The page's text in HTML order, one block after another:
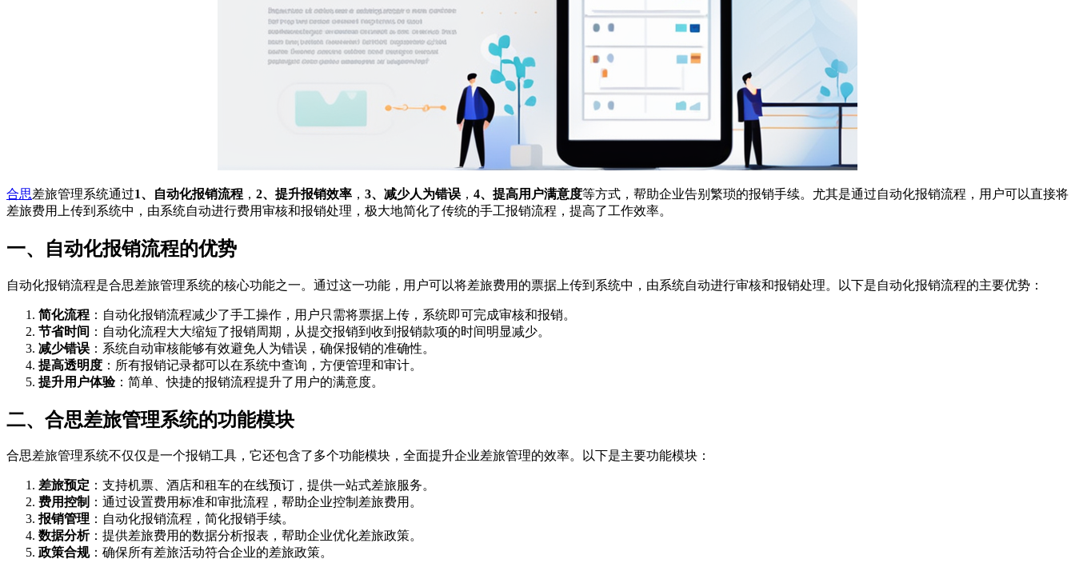
合思差旅管理系统通过1、自动化报销流程 ， 2、提升报销效率 ， 3、减少人为错误 ， 4、提高用户满意度等方式，帮助企业告别繁琐的报销手续。尤其是通过自动化报销流程，用户可以直接将
差旅费用上传到系统中，由系统自动进行费用审核和报销处理，极大地简化了传统的手工报销流程，提高了工作效率。
一、自动化报销流程的优势
自动化报销流程是合思差旅管理系统的核心功能之一。通过这一功能，用户可以将差旅费用的票据上传到系统中，由系统自动进行审核和报销处理。以下是自动化报销流程的主要优势：
简化流程 ：自动化报销流程减少了手工操作，用户只需将票据上传，系统即可完成审核和报销。
节省时间 ：自动化流程大大缩短了报销周期，从提交报销到收到报销款项的时间明显减少。
减少错误 ：系统自动审核能够有效避免人为错误，确保报销的准确性。
提高透明度 ：所有报销记录都可以在系统中查询，方便管理和审计。
提升用户体验：简单、快捷的报销流程提升了用户的满意度。
二、合思差旅管理系统的功能模块
合思差旅管理系统不仅仅是一个报销工具，它还包含了多个功能模块，全面提升企业差旅管理的效率。以下是主要功能模块：
差旅预定 ：支持机票、酒店和租车的在线预订，提供一站式差旅服务。
费用控制 ：通过设置费用标准和审批流程，帮助企业控制差旅费用。
报销管理 ：自动化报销流程，简化报销手续。
数据分析：提供差旅费用的数据分析报表，帮助企业优化差旅政策。
政策合规：确保所有差旅活动符合企业的差旅政策。